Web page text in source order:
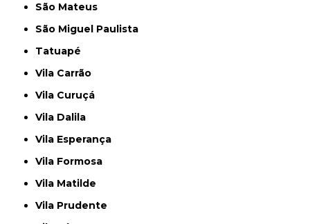
São Mateus
São Miguel Paulista
Tatuapé
Vila Carrão
Vila Curuçá
Vila Dalila
Vila Esperança
Vila Formosa
Vila Matilde
Vila Prudente